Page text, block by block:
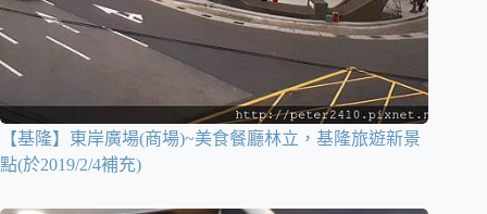
【基隆】東岸廣場(商場)~美食餐廳林立，基隆旅遊新景
點(於2019/2/4補充)